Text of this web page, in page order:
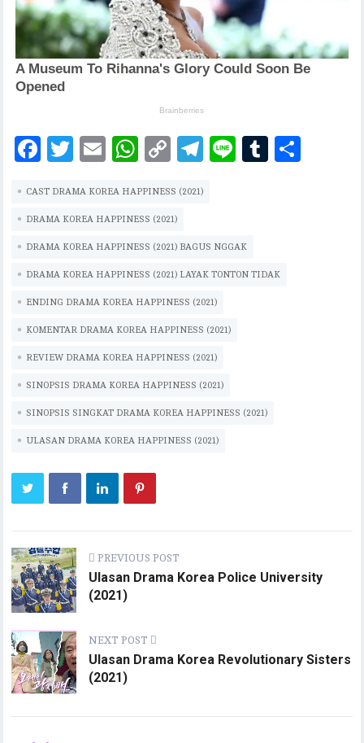
F
eb
oo
k
T
it
te
r
E
ai
l
W
at
s
A
p
p
C
p
y
Li
n
k
T
m
Li
T
CAST DRAMA KOREA HAPPINESS (2021)
DRAMA KOREA HAPPINESS (2021)
DRAMA KOREA HAPPINESS (2021) BAGUS NGGAK
DRAMA KOREA HAPPINESS (2021) LAYAK TONTON TIDAK
ENDING DRAMA KOREA HAPPINESS (2021)
KOMENTAR DRAMA KOREA HAPPINESS (2021)
REVIEW DRAMA KOREA HAPPINESS (2021)
SINOPSIS DRAMA KOREA HAPPINESS (2021)
SINOPSIS SINGKAT DRAMA KOREA HAPPINESS (2021)
ULASAN DRAMA KOREA HAPPINESS (2021)
PREVIOUS POST
Ulasan Drama Korea Police University
(2021)
NEXT POST
Ulasan Drama Korea Revolutionary Sisters
(2021)